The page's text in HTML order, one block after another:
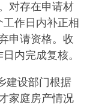
对存在申请材
作日内补正相
申请资格。收
内完成复核。
建设部门根据
家庭房产情况